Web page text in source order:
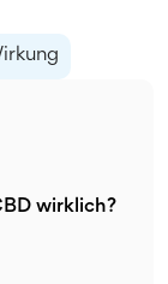
wirklich?